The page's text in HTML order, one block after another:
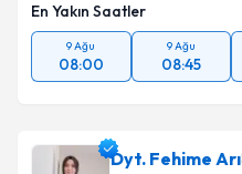
En Yakın Saatler
9 Ağu
08:00
9 Ağu
08:45
Dyt. Fehime Arı